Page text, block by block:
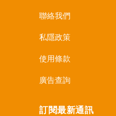
聯絡我們
私隱政策
使用條款
廣告查詢
訂閱最新通訊